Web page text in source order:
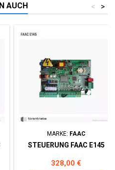
AUCH >
<
MARKE: FAAC
STEUERUNG FAAC E145
Preis
328,00 €